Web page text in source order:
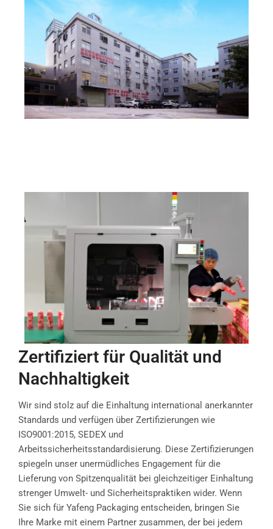
Zertifiziert für Qualität und
Nachhaltigkeit
Wir sind stolz auf die Einhaltung international anerkannter
Standards und verfügen über Zertifizierungen wie
ISO9001:2015, SEDEX und
Arbeitssicherheitsstandardisierung. Diese Zertifizierungen
spiegeln unser unermüdliches Engagement für die
Lieferung von Spitzenqualität bei gleichzeitiger Einhaltung
strenger Umwelt- und Sicherheitspraktiken wider. Wenn
Sie sich für Yafeng Packaging entscheiden, bringen Sie
Ihre Marke mit einem Partner zusammen, der bei jedem